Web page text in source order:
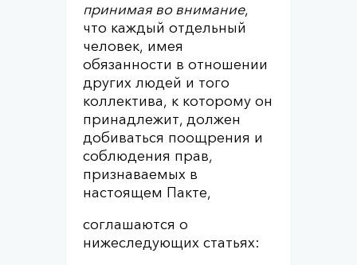
принимая во внимание,
что каждый отдельный
человек, имея
обязанности в отношении
других людей и того
коллектива, к которому он
принадлежит, должен
добиваться поощрения и
соблюдения прав,
признаваемых в
настоящем Пакте,
соглашаются о
нижеследующих статьях: